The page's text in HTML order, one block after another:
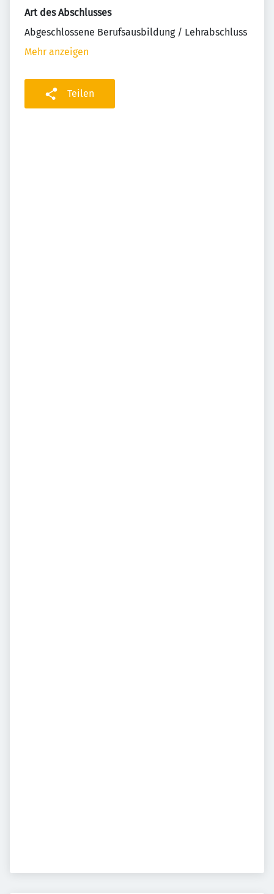
Art des Abschlusses
Abgeschlossene Berufsausbildung / Lehrabschluss
Mehr anzeigen
Teilen